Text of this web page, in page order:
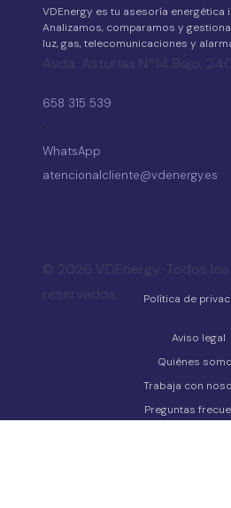
VDEnergy es tu asesoría energética
Analizamos, comparamos y
luz, gas, telecomunicaciones y
Avda. Asturias Nº14 Bajo,
658 315 539
·
WhatsApp
atencionalcliente@vdenergy.es
© 2026 VDEnergy. Todos
reservados.
Política de
Aviso legal
Quiénes
Trabaja con
Preguntas